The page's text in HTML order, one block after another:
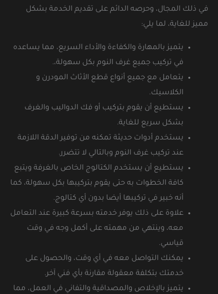
في ذلك المجال، وحرصه الدائم على تقديم الخدمة بشكل
مميز للغاية، لما يلي:
يتميز بالمهارة والكفاءة والأداء السريع، مما يساعده
في تركيب جميع غرف النوم بكل سهولة،.
يتعامل مع جميع أنواع قطع الأثاث المودرن و
الكلاسيك.
يستطيع أن يقوم بتركيب أو فك الدواليب والغرف
بشكل سريع للغاية.
يستخدم أدوات حديثة تمكنه من توفير الدقة اللازمة
عند تركيب غرف النوم وبالتالي لا تتضرر.
يستطيع أن يستخدم الكتالوج الخاص بالغرفة ويتبع
كافة الخطوات به حتى يقوم بتركيبها بكل سهولة، كما
أنه خبير في تركيبها أيضا بدون أي كتالوج.
علاوة على ذلك يوفر خدمته بسرعة كبيرة عند التعامل
معه، وينتهي من مهمته على أكمل وجه في وقت
قياسي.
يمكنك التواصل معه في أي وقت، والحصول على
خدمتك بتكلفة معقولة مقارنة بأي فني آخر.
يتميز بالإخلاص والمصداقية والتفاني في العمل، مما